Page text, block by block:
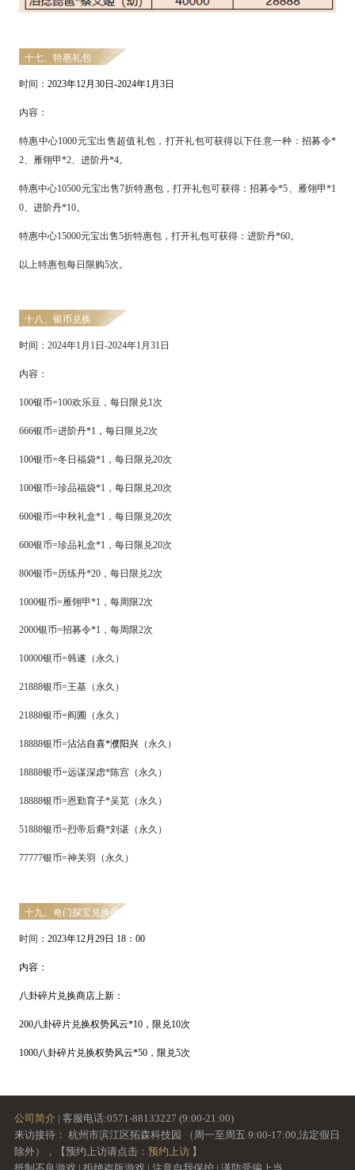
十七、特惠礼包
时间： 2023年12月 30日 -2024年1月 3日
内容：
特惠中心1000元宝出售超值礼包，打开礼包可获得以下任意一种：招募令*
2、雁翎甲*2、进阶丹*4。
特惠中心10500元宝出售7折特惠包，打开礼包可获得：招募令*5、雁翎甲*1
0、进阶丹*10。
特惠中心15000元宝出售5折特惠包，打开礼包可获得：进阶丹*60。
以上特惠包每日限购5次。
十八、银币兑换
时间： 2024年1 月 1日-2024年1 月 31 日
内容：
100银币=100欢乐豆，每日限兑1次
666银币=进阶丹*1，每日限兑2次
100银币=冬日福袋*1，每日限兑20次
100银币=珍品福袋*1，每日限兑20次
600银币=中秋礼盒*1，每日限兑20次
600银币=珍品礼盒*1，每日限兑20次
800银币=历练丹*20，每日限兑2次
1000银币=雁翎甲*1，每周限2次
2000银币=招募令*1，每周限2次
10000银币=韩遂（永久）
21888银币=王基（永久）
21888银币=阎圃（永久）
18888银币=沾沾自喜*濮阳兴（永久）
18888银币=远谋深虑*陈宫（永久）
18888银币=恩勤育子*吴苋（永久）
51888银币=烈帝后裔*刘谌（永久）
77777银币=神关羽（永久）
十九、奇门探宝兑换商店上新
时间： 2023年12月 29日 18： 00
内容：
八卦碎片兑换商店上新：
200八卦碎片兑换权势风云*10，限兑10次
1000八卦碎片兑换权势风云*50，限兑5次
公司简介 | 客服电话:0571-88133227 (9:00-21:00)
来访接待： 杭州市滨江区拓森科技园 （周一至周五 9:00-17:00,法定假日
除外），【预约上访请点击： 预约上访】